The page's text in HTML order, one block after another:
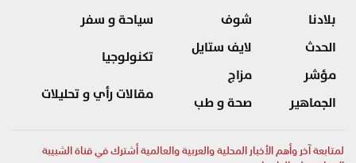
بلادنا
الحدث
مؤشر
الجماهير
شوف
لايف ستايل
مزاج
صحة و طب
سياحة و سفر
تكنولوجيا
مقالات رأي و تحليلات
لمتابعة آخر وأهم الأخبار المحلية والعربية والعالمية أشترك في قناة الشبيبة